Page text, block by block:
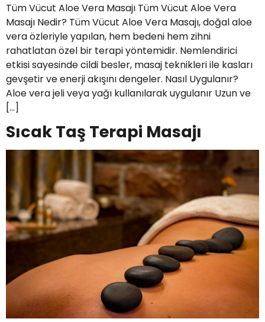
Tüm Vücut Aloe Vera Masajı Tüm Vücut Aloe Vera
Masajı Nedir? Tüm Vücut Aloe Vera Masajı, doğal aloe
vera özleriyle yapılan, hem bedeni hem zihni
rahatlatan özel bir terapi yöntemidir. Nemlendirici
etkisi sayesinde cildi besler, masaj teknikleri ile kasları
gevşetir ve enerji akışını dengeler. Nasıl Uygulanır?
Aloe vera jeli veya yağı kullanılarak uygulanır Uzun ve
[…]
Sıcak Taş Terapi Masajı